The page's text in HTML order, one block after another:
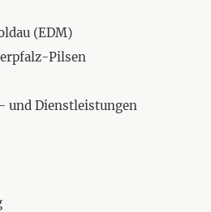
(EDM)
Pilsen
und Dienstleistungen